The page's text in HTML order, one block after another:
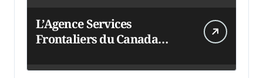
L’Agence Services
Frontaliers du Canada